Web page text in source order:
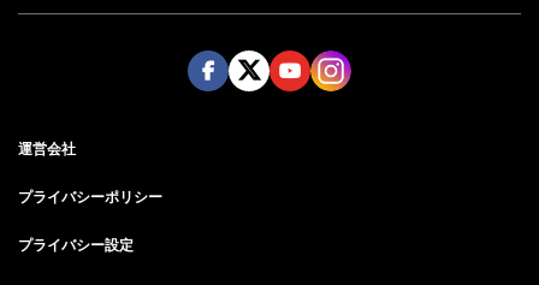
運営会社
プライバシーポリシー
プライバシー設定